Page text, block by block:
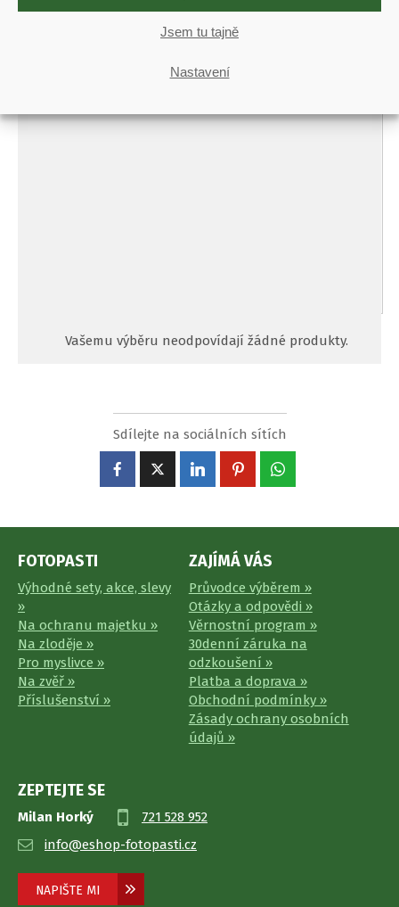
Jsem tu tajně
Nastavení
nedisponuje žádnou konektivitou
Odesílání fotografií
Odesílání videa
Bílý blesk
denní bílé světlo
Vašemu výběru neodpovídají žádné produkty.
Sdílejte na sociálních sítích
FOTOPASTI
Výhodné sety, akce, slevy
»
Na ochranu majetku »
Na zloděje »
Pro myslivce »
Na zvěř »
Příslušenství »
ZAJÍMÁ VÁS
Průvodce výběrem »
Otázky a odpovědi »
Věrnostní program »
30denní záruka na
odzkoušení »
Platba a doprava »
Obchodní podmínky »
Zásady ochrany osobních
údajů »
ZEPTEJTE SE
Milan Horký
721 528 952
info@eshop-fotopasti.cz
NAPIŠTE MI